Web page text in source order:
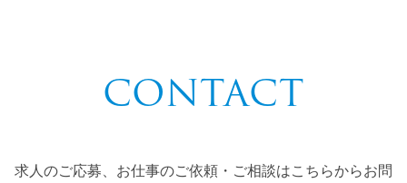
CONTACT
求人のご応募、お仕事のご依頼・ご相談はこちらからお問